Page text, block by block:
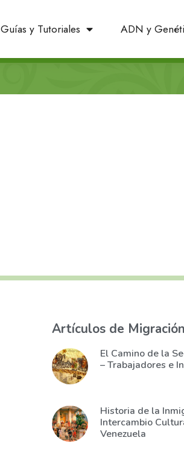
Guías y Tutoriales ADN y
Artículos de Migración
El Camino de la
– Trabajadores e
Historia de la
Intercambio
Venezuela